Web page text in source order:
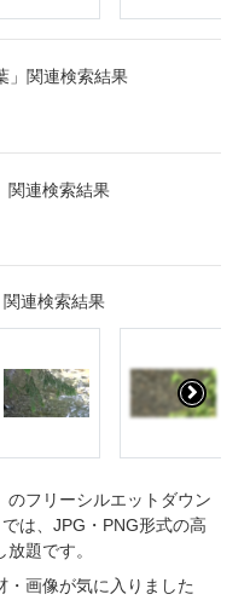
」関連検索結果
関連検索結果
連検索結果
のフリーシルエットダウン
は、JPG・PNG形式の高
題です。
・画像が気に入りました